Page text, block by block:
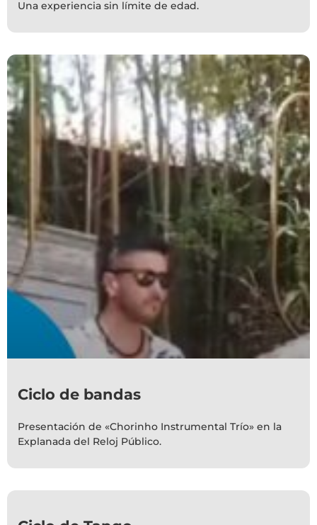
Una experiencia sin límite de edad.
Ciclo de bandas
Presentación de «Chorinho Instrumental Trío» en la
Explanada del Reloj Público.